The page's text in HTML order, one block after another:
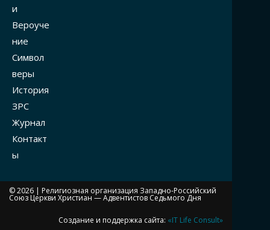
и
Вероуче
ние
Символ
веры
История
ЗРС
Журнал
Контакт
ы
© 2026 | Религиозная организация Западно-Российский
Союз Церкви Христиан — Адвентистов Седьмого Дня
Создание и поддержка сайта: «IT Life Consult»